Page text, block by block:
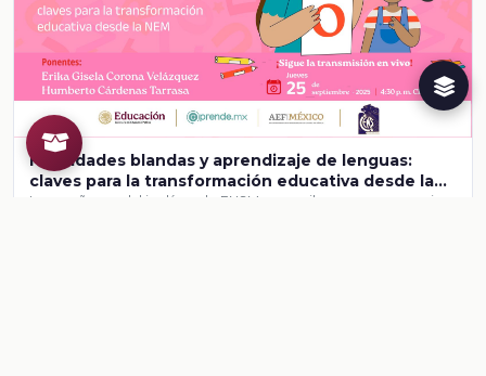
Habilidades blandas y aprendizaje de lenguas:
claves para la transformación educativa desde la
NEM
La enseñanza del inglés en la ENSM se concibe como un espacio …